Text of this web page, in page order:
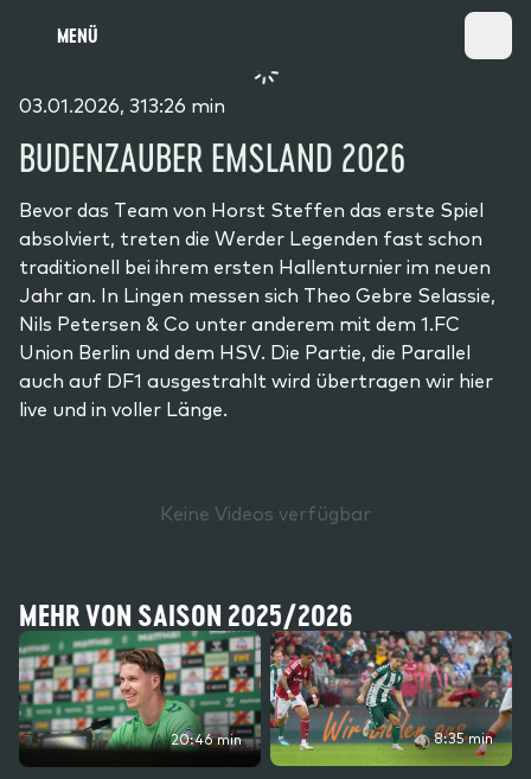
MENÜ
03.01.2026, 313:26 min
BUDENZAUBER EMSLAND 2026
Bevor das Team von Horst Steffen das erste Spiel
absolviert, treten die Werder Legenden fast schon
traditionell bei ihrem ersten Hallenturnier im neuen
Jahr an. In Lingen messen sich Theo Gebre Selassie,
Nils Petersen & Co unter anderem mit dem 1.FC
Union Berlin und dem HSV. Die Partie, die Parallel
auch auf DF1 ausgestrahlt wird übertragen wir hier
live und in voller Länge.
Keine Videos verfügbar
MEHR VON SAISON 2025/2026
20:46 min 8:35 min